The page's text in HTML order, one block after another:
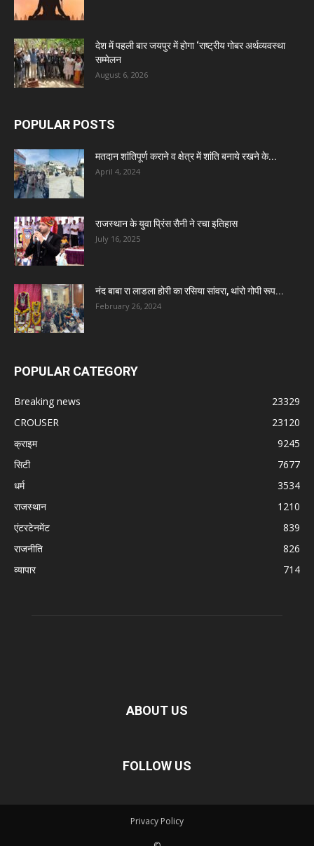
देश में पहली बार जयपुर में होगा ‘राष्ट्रीय गोबर अर्थव्यवस्था
सम्मेलन
August 6, 2026
POPULAR POSTS
मतदान शांतिपूर्ण कराने व क्षेत्र में शांति बनाये रखने के...
April 4, 2024
राजस्थान के युवा प्रिंस सैनी ने रचा इतिहास
July 16, 2025
नंद बाबा रा लाडला होरी का रसिया सांवरा, थांरो गोपी रूप...
February 26, 2024
POPULAR CATEGORY
Breaking news
23329
CROUSER
23120
क्राइम
9245
सिटी
7677
धर्म
3534
राजस्थान
1210
एंटरटेनमेंट
839
राजनीति
826
व्यापार
714
ABOUT US
FOLLOW US
Privacy Policy